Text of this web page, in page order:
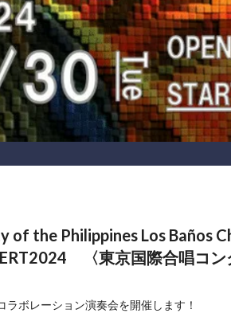
of the Philippines Los Baños
〈東京国際合唱コン
ボレーション演奏会を開催します！